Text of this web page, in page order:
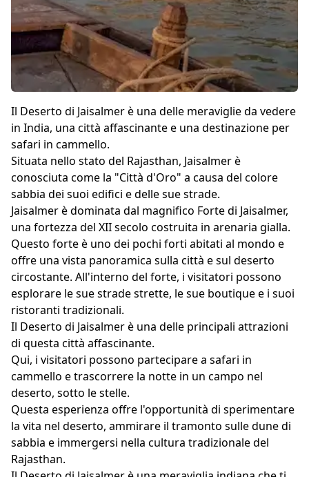
Il Deserto di Jaisalmer è una delle meraviglie da vedere
in India, una città affascinante e una destinazione per
safari in cammello.
Situata nello stato del Rajasthan, Jaisalmer è
conosciuta come la "Città d'Oro" a causa del colore
sabbia dei suoi edifici e delle sue strade.
Jaisalmer è dominata dal magnifico Forte di Jaisalmer,
una fortezza del XII secolo costruita in arenaria gialla.
Questo forte è uno dei pochi forti abitati al mondo e
offre una vista panoramica sulla città e sul deserto
circostante. All'interno del forte, i visitatori possono
esplorare le sue strade strette, le sue boutique e i suoi
ristoranti tradizionali.
Il Deserto di Jaisalmer è una delle principali attrazioni
di questa città affascinante.
Qui, i visitatori possono partecipare a safari in
cammello e trascorrere la notte in un campo nel
deserto, sotto le stelle.
Questa esperienza offre l'opportunità di sperimentare
la vita nel deserto, ammirare il tramonto sulle dune di
sabbia e immergersi nella cultura tradizionale del
Rajasthan.